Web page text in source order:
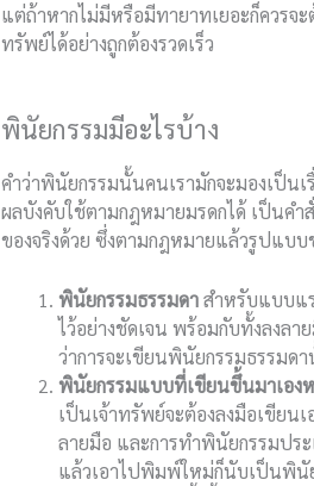
แต่ถ้าหากไม่มีหรือมีทายาทเยอะก็ควรจ
ทรัพย์ได้อย่างถูกต้องรวดเร็ว
พินัยกรรมมีอะไรบ้าง
คำว่าพินัยกรรมนั้นคนเรามักจะมองเป็น
ผลบังคับใช้ตามกฎหมายมรดกได้ เป็นค
ของจริงด้วย ซึ่งตามกฎหมายแล้วรูปแบ
พินัยกรรมธรรมดาสำหรับแบบแร
ไว้อย่างชัดเจน พร้อมกับทั้งลงล
ว่าการจะเขียนพินัยกรรมธรรม
พินัยกรรมแบบที่เขียนขึ้นมาเอง
เป็นเจ้าทรัพย์จะต้องลงมือเขียน
ลายมือ และการทำพินัยกรรมปร
แล้วเอาไปพิมพ์ใหม่ก็นับเป็นพินั